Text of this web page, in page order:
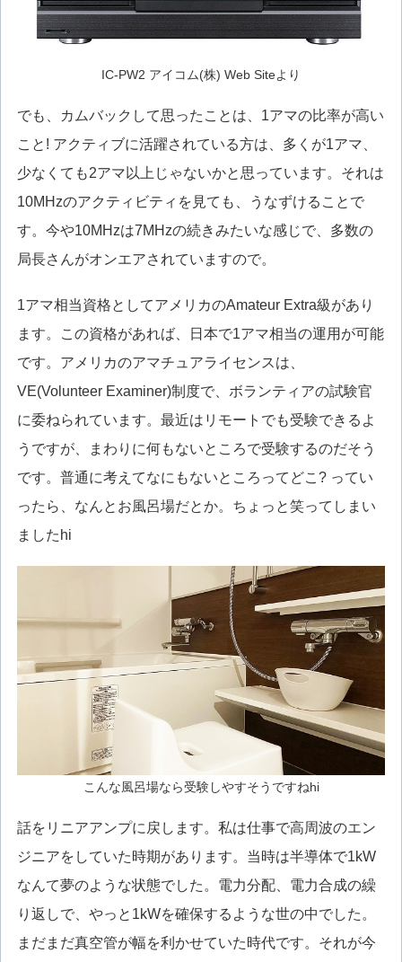
IC-PW2 アイコム(株) Web Siteより
でも、カムバックして思ったことは、1アマの比率が高い
こと! アクティブに活躍されている方は、多くが1アマ、
少なくても2アマ以上じゃないかと思っています。それは
10MHzのアクティビティを見ても、うなずけることで
す。今や10MHzは7MHzの続きみたいな感じで、多数の
局長さんがオンエアされていますので。
1アマ相当資格としてアメリカのAmateur Extra級があり
ます。この資格があれば、日本で1アマ相当の運用が可能
です。アメリカのアマチュアライセンスは、
VE(Volunteer Examiner)制度で、ボランティアの試験官
に委ねられています。最近はリモートでも受験できるよ
うですが、まわりに何もないところで受験するのだそう
です。普通に考えてなにもないところってどこ? ってい
ったら、なんとお風呂場だとか。ちょっと笑ってしまい
ましたhi
こんな風呂場なら受験しやすそうですねhi
話をリニアアンプに戻します。私は仕事で高周波のエン
ジニアをしていた時期があります。当時は半導体で1kW
なんて夢のような状態でした。電力分配、電力合成の繰
り返しで、やっと1kWを確保するような世の中でした。
まだまだ真空管が幅を利かせていた時代です。それが今